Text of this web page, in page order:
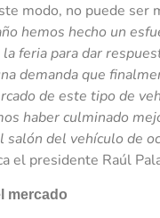
modo, no puede ser
hemos hecho un
feria para dar
demanda que
de este tipo de
haber culminado
salón del vehículo de
el presidente Raúl
mercado